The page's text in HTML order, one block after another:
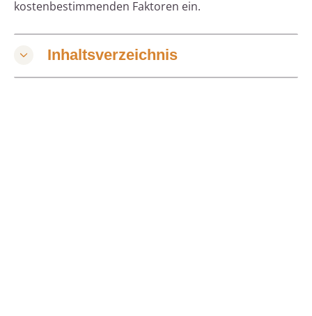
kostenbestimmenden Faktoren ein.
Inhaltsverzeichnis